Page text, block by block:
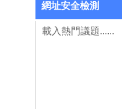
網址安全檢測
載入熱門議題......